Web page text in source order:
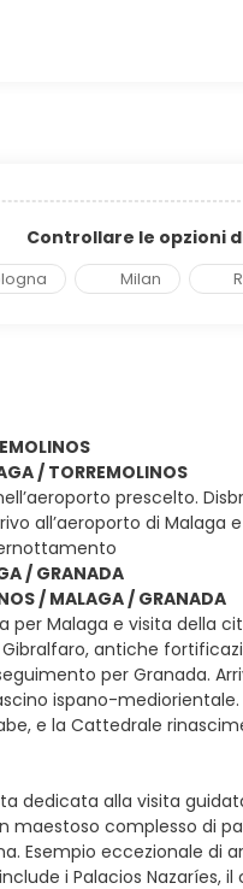
Controllare le opzioni
Milan
/ TORREMOLINOS
prescelto.
all’aeroporto di
/ GRANADA
/ MALAGA / GRANADA
per Malaga e visita
Gibralfaro, antiche
per Granada.
ispano-
e la Cattedrale
dedicata alla visita
maestoso complesso di
Esempio eccezionale
i Palacios Nazaríes,